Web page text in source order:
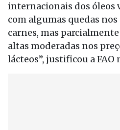
internacionais dos óleos
com algumas quedas nos
carnes, mas
altas moderadas nos
lácteos”, justificou a FAO